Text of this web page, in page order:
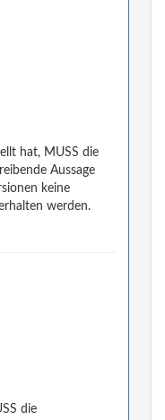
hat, MUSS die
Aussage
keine
werden.
die